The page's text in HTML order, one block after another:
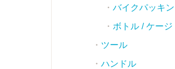
バイクパッキ
ボトル / ケージ
ツール
ハンドル